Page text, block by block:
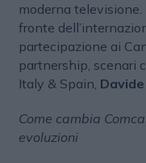
moderna
fronte
partecipazione ai
partnership, scenari
Italy & Spain,
Come cambia
evoluzioni